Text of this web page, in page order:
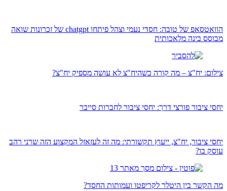
הוואטסאפ של טובה: חסדי נעמי וצהל פיתחו chatgpt של זכרונות שואה
מבוסס בינה מלאכותית
צילום: יח"צ – מה קורה כשהיח"צ לא עושה מספיק יח"צ?
יחסי ציבור פורצי דרך: יחסי ציבור לחברות סייבר
יחסי ציבור, יח"צ, ייעוץ תקשורתי: מה זה לעזאזל המקצוע הזה שרני רהב
עוסק בו?
מה הקשר בין היטלר לקריפטו ועמותות החסד?